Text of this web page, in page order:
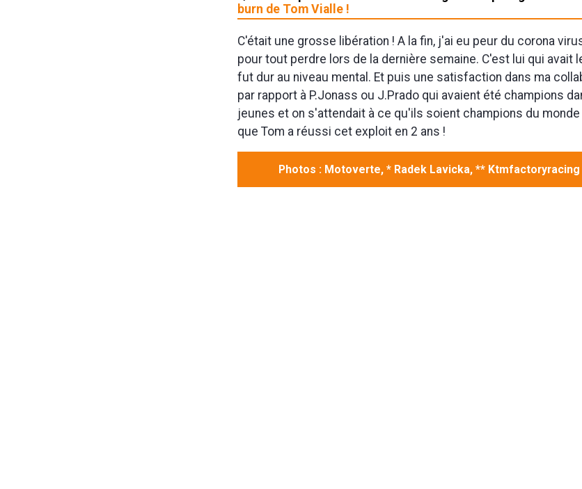
burn de Tom Vialle !
C'était une grosse libération ! A la fin, j'ai eu peur du corona
pour tout perdre lors de la dernière semaine. C'est lui qui avait
fut dur au niveau mental. Et puis une satisfaction dans ma
par rapport à P.Jonass ou J.Prado qui avaient été champions
jeunes et on s'attendait à ce qu'ils soient champions du
que Tom a réussi cet exploit en 2 ans !
Photos : Motoverte, * Radek Lavicka, ** Ktmfactoryracing